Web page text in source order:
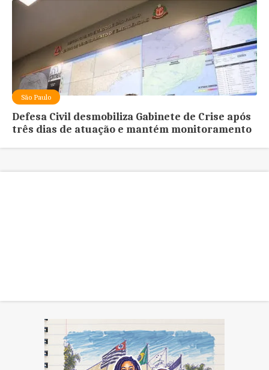
São Paulo
Defesa Civil desmobiliza Gabinete de Crise após
três dias de atuação e mantém monitoramento